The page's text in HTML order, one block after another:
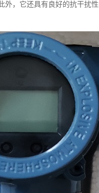
，它还具有良好的抗干扰